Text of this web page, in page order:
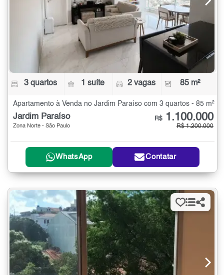
3 quartos 1 suíte 2 vagas 85 m²
Apartamento à Venda no Jardim Paraíso com 3 quartos - 85 m²
Jardim Paraíso
Zona Norte - São Paulo
R$ 1.100.000
R$ 1.200.000
WhatsApp Contatar